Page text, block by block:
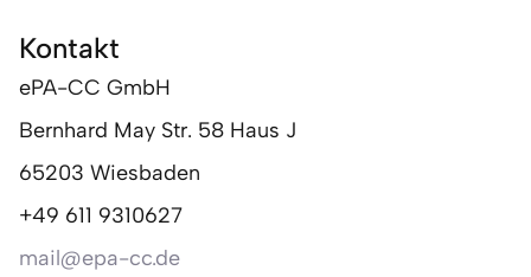
Kontakt
ePA-CC GmbH
Bernhard May Str. 58 Haus J
65203 Wiesbaden
+49 611 9310627
mail@epa-cc.de